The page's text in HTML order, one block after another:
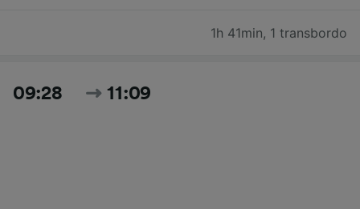
1h 41min, 1 transbordo
09:28 11:09